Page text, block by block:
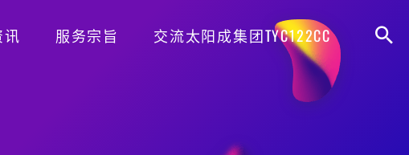
讯 服务宗旨 交流太阳成集团TYC122CC